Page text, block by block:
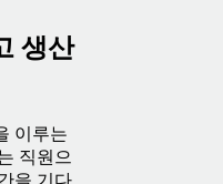
생산
이루는
직원으
을 기다